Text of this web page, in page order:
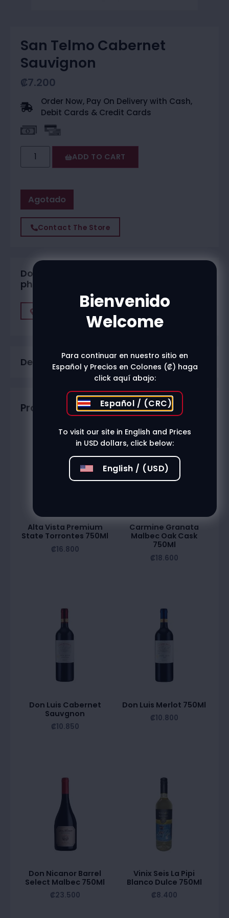
San Telmo Cabernet
Sauvignon
₡7.200
Order Now, Pay On Delivery with Cash,
Debit Cards & Credit Cards
ADD TO CART
Agotado
Contact The Store
Do you want to buy in one of our
physical stores?
Description
Productos relacionados
Alta Vista Premium
State Torrontes 750Ml
₡16.800
Carmine Granata
Malbec Oak Cask
750Ml
₡18.600
Don Luis Cabernet
Sauvgnon
₡10.850
Don Luis Merlot 750Ml
₡10.800
Don Nicanor Barrel
Select Malbec 750Ml
₡23.500
Vinix Seis La Pipi
Blanco Dulce 750Ml
₡8.400
Bienvenido
Welcome
Para continuar en nuestro sitio en
Español y Precios en Colones (₡) haga
click aquí abajo:
Español / (CRC)
To visit our site in English and Prices
in USD dollars, click below:
English / (USD)